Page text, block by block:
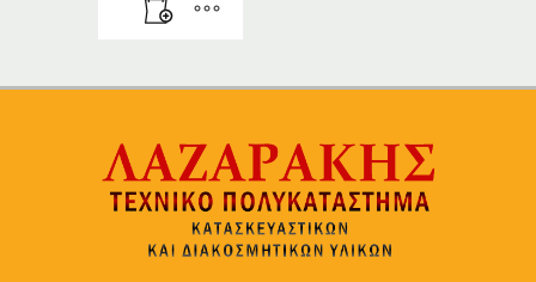
πολλαπλές
επιλογές
μπορούν
να
επιλεγούν